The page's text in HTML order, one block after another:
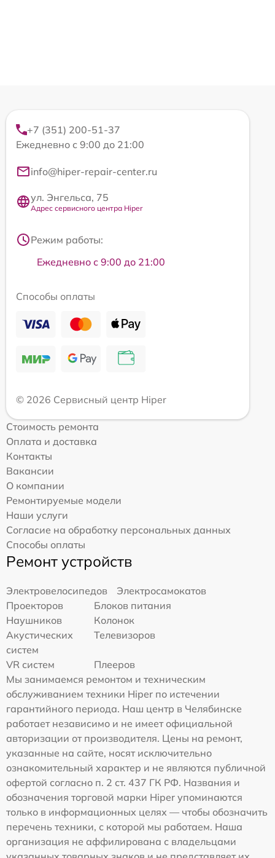
+7 (351) 200-51-37
Ежедневно с 9:00 до 21:00
info@hiper-repair-center.ru
ул. Энгельса, 75
Адрес сервисного центра Hiper
Режим работы:
Ежедневно с 9:00 до 21:00
Способы оплаты
© 2026 Сервисный центр Hiper
Стоимость ремонта
Оплата и доставка
Контакты
Вакансии
О компании
Ремонтируемые модели
Наши услуги
Согласие на обработку персональных данных
Способы оплаты
Ремонт устройств
Электровелосипедов
Электросамокатов
Проекторов
Блоков питания
Наушников
Колонок
Акустических
систем
Телевизоров
VR систем
Плееров
Мы занимаемся ремонтом и техническим
обслуживанием техники Hiper по истечении
гарантийного периода. Наш центр в Челябинске
работает независимо и не имеет официальной
авторизации от производителя. Цены на ремонт,
указанные на сайте, носят исключительно
ознакомительный характер и не являются публичной
офертой согласно п. 2 ст. 437 ГК РФ. Названия и
обозначения торговой марки Hiper упоминаются
только в информационных целях — чтобы обозначить
перечень техники, с которой мы работаем. Наша
организация не аффилирована с владельцами